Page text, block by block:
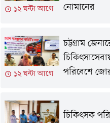
১২ ঘন্টা আগে
নোমানের
১২ ঘন্টা আগে
চট্টগ্রাম
পরিবেশে
চিকিৎসক